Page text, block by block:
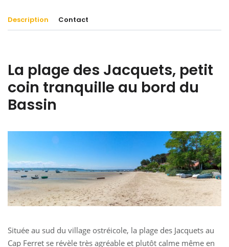
Description Contact
La plage des Jacquets, petit
coin tranquille au bord du
Bassin
Située au sud du village ostréicole, la plage des Jacquets au
Cap Ferret se révèle très agréable et plutôt calme même en